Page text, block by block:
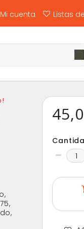
Mi cuenta Listas